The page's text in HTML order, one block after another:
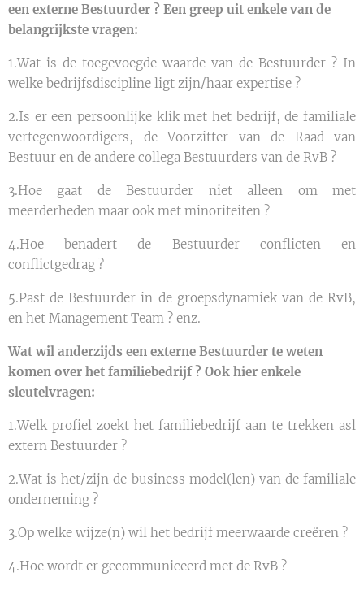
een externe Bestuurder ? Een greep uit enkele van de
belangrijkste vragen:
1.Wat is de toegevoegde waarde van de Bestuurder ? In
welke bedrijfsdiscipline ligt zijn/haar expertise ?
2.Is er een persoonlijke klik met het bedrijf, de familiale
vertegenwoordigers, de Voorzitter van de Raad van
Bestuur en de andere collega Bestuurders van de RvB ?
3.Hoe gaat de Bestuurder niet alleen om met
meerderheden maar ook met minoriteiten ?
4.Hoe benadert de Bestuurder conflicten en
conflictgedrag ?
5.Past de Bestuurder in de groepsdynamiek van de RvB,
en het Management Team ? enz.
Wat wil anderzijds een externe Bestuurder te weten
komen over het familiebedrijf ? Ook hier enkele
sleutelvragen:
1.Welk profiel zoekt het familiebedrijf aan te trekken asl
extern Bestuurder ?
2.Wat is het/zijn de business model(len) van de familiale
onderneming ?
3.Op welke wijze(n) wil het bedrijf meerwaarde creëren ?
4.Hoe wordt er gecommuniceerd met de RvB ?